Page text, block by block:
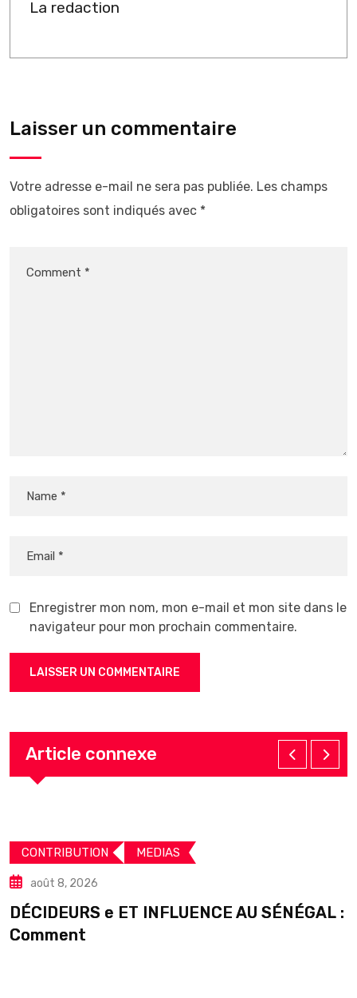
La redaction
Laisser un commentaire
Votre adresse e-mail ne sera pas publiée. Les champs
obligatoires sont indiqués avec *
Enregistrer mon nom, mon e-mail et mon site dans le
navigateur pour mon prochain commentaire.
Article connexe
CONTRIBUTION MEDIAS
août 8, 2026
DÉCIDEURS e ET INFLUENCE AU SÉNÉGAL :
Comment